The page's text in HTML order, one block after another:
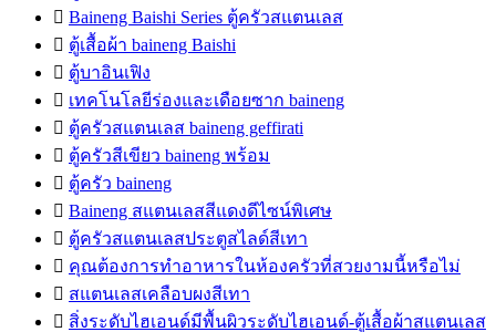
 Baineng Baishi Series ตู้ครัวสแตนเลส
 ตู้เสื้อผ้า baineng Baishi
 ตู้บาอินเฟิง
 เทคโนโลยีร่องและเดือยซาก baineng
 ตู้ครัวสแตนเลส baineng geffirati
 ตู้ครัวสีเขียว baineng พร้อม
 ตู้ครัว baineng
 Baineng สแตนเลสสีแดงดีไซน์พิเศษ
 ตู้ครัวสแตนเลสประตูสไลด์สีเทา
 คุณต้องการทำอาหารในห้องครัวที่สวยงามนี้หรือไม่
 สแตนเลสเคลือบผงสีเทา
 สิ่งระดับไฮเอนด์มีพื้นผิวระดับไฮเอนด์-ตู้เสื้อผ้าสแตนเลส